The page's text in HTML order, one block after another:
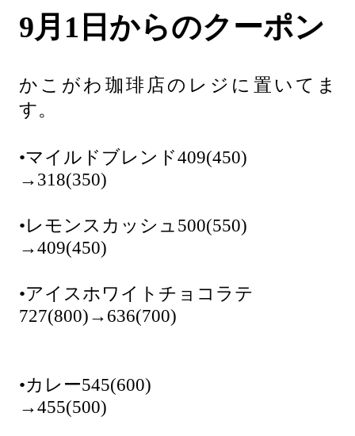
9月1日からのクーポン
かこがわ珈琲店のレジに置いてま
す。
•マイルドブレンド409(450)
→318(350)
•レモンスカッシュ500(550)
→409(450)
•アイスホワイトチョコラテ
727(800)→636(700)
•カレー545(600)
→455(500)